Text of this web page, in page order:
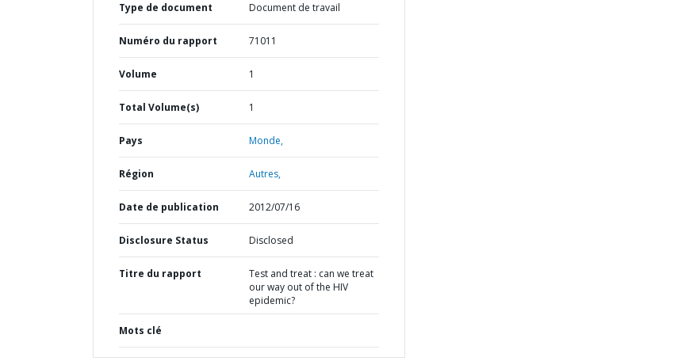
Type de document Document de travail
Numéro du rapport 71011
Volume 1
Total Volume(s) 1
Pays Monde,
Région Autres,
Date de publication 2012/07/16
Disclosure Status Disclosed
Titre du rapport
Test and treat : can we treat
our way out of the HIV
epidemic?
Mots clé